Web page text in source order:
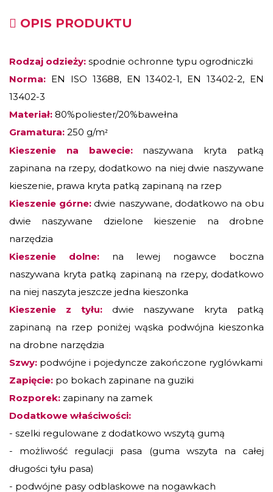
OPIS PRODUKTU
Rodzaj odzieży: spodnie ochronne typu ogrodniczki
Norma: EN ISO 13688, EN 13402-1, EN 13402-2, EN
13402-3
Materiał: 80%poliester/20%bawełna
Gramatura: 250 g/m²
Kieszenie na bawecie: naszywana kryta patką
zapinana na rzepy, dodatkowo na niej dwie naszywane
kieszenie, prawa kryta patką zapinaną na rzep
Kieszenie górne:dwie naszywane, dodatkowo na obu
dwie naszywane dzielone kieszenie na drobne
narzędzia
Kieszenie dolne: na lewej nogawce boczna
naszywana kryta patką zapinaną na rzepy, dodatkowo
na niej naszyta jeszcze jedna kieszonka
Kieszenie z tyłu: dwie naszywane kryta patką
zapinaną na rzep poniżej wąska podwójna kieszonka
na drobne narzędzia
Szwy: podwójne i pojedyncze zakończone ryglówkami
Zapięcie: po bokach zapinane na guziki
Rozporek: zapinany na zamek
Dodatkowe właściwości:
- szelki regulowane z dodatkowo wszytą gumą
- możliwość regulacji pasa (guma wszyta na całej
długości tyłu pasa)
- podwójne pasy odblaskowe na nogawkach